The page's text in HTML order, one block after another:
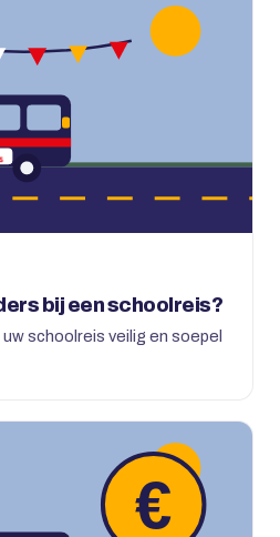
bij een schoolreis?
schoolreis veilig en soepel